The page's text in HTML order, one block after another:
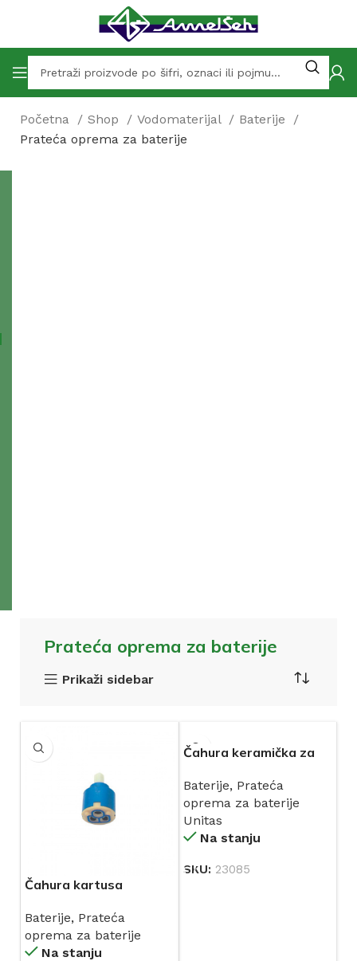
Početna Shop Vodomaterijal
Baterije
Prateća oprema za baterije
Prateća oprema za baterije
Prikaži sidebar
Čahura kartusa
jednoručnu bateriju Ø
35 i 40
Baterije, Prateća
oprema za baterije
Na stanju
Čahura keramička za
40 UNITAS
Baterije, Prateća
oprema za baterije
Unitas
Na stanju
SKU: 23085